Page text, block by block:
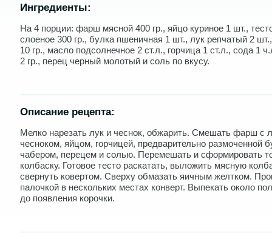
Ингредиенты:
На 4 порции: фарш мясной 400 гр., яйцо куриное 1 шт.,
слоеное 300 гр., булка пшеничная 1 шт., лук репчатый 2
10 гр., масло подсолнечное 2 ст.л., горчица 1 ст.л., сода 1
2 гр., перец черный молотый и соль по вкусу.
Описание рецепта:
Мелко нарезать лук и чеснок, обжарить. Смешать фарш с
чесноком, яйцом, горчицей, предварительно размоченной
чабером, перецем и солью. Перемешать и сформировать
колбаску. Готовое тесто раскатать, выложить мясную
свернуть ковертом. Сверху обмазать яичным желтком.
палочкой в нескольких местах конверт. Выпекать около
до появления корочки.